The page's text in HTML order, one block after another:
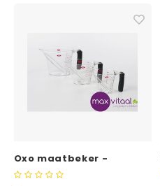
Oxo maatbeker -